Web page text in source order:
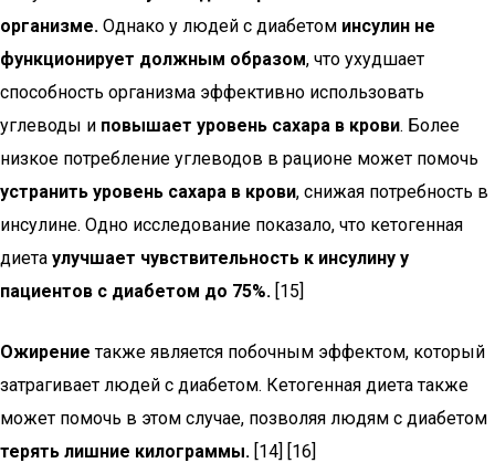
организме. Однако у людей с диабетом инсулин не
функционирует должным образом, что ухудшает
способность организма эффективно использовать
углеводы и повышает уровень сахара в крови. Более
низкое потребление углеводов в рационе может помочь
устранить уровень сахара в крови, снижая потребность в
инсулине. Одно исследование показало, что кетогенная
диета улучшает чувствительность к инсулину у
пациентов с диабетом до 75%. [15]
Ожирение также является побочным эффектом, который
затрагивает людей с диабетом. Кетогенная диета также
может помочь в этом случае, позволяя людям с диабетом
терять лишние килограммы. [14] [16]